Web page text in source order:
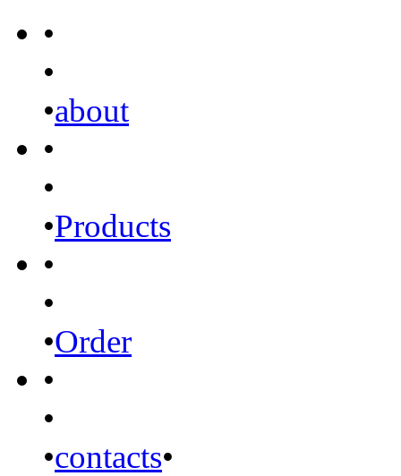
•
•
•about
•
•
•Products
•
•
•Order
•
•
•contacts•